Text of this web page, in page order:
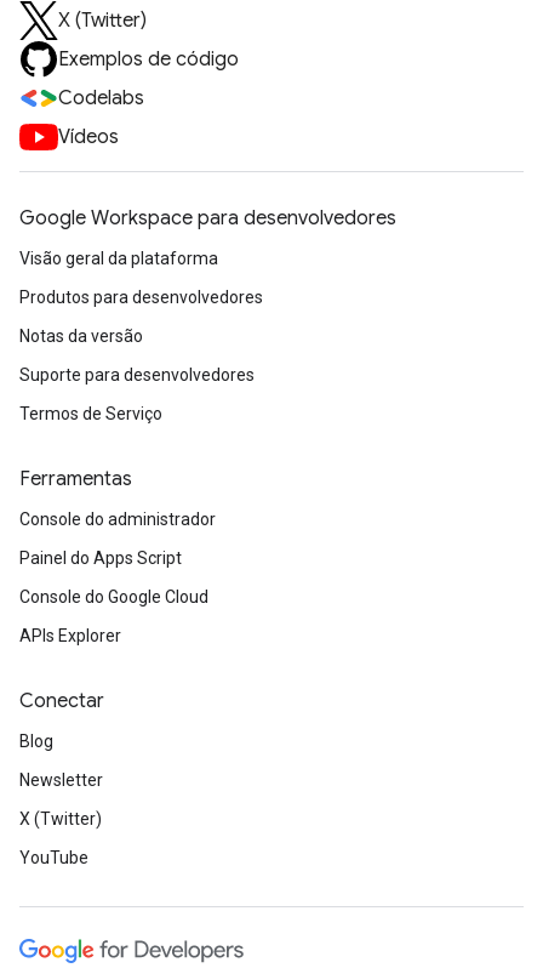
X (Twitter)
Exemplos de código
Codelabs
Vídeos
Google Workspace para desenvolvedores
Visão geral da plataforma
Produtos para desenvolvedores
Notas da versão
Suporte para desenvolvedores
Termos de Serviço
Ferramentas
Console do administrador
Painel do Apps Script
Console do Google Cloud
APIs Explorer
Conectar
Blog
Newsletter
X (Twitter)
YouTube